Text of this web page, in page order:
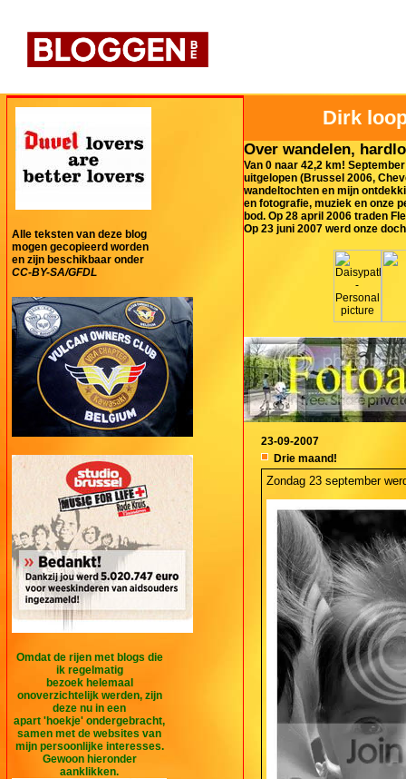
Alle teksten van deze blog
mogen gecopieerd worden
en zijn beschikbaar onder
CC-BY-SA/GFDL
Omdat de rijen met blogs die
ik regelmatig
bezoek helemaal
onoverzichtelijk werden, zijn
deze nu in een
apart 'hoekje' ondergebracht,
samen met de websites van
mijn persoonlijke interesses.
Gewoon hieronder
aanklikken.
Dirk
Over wandelen,
Van 0 naar 42,2 km!
uitgelopen (Brussel 2006,
wandeltochten en mijn
en fotografie, muziek en onze
bod. Op 28 april 2006 traden
Op 23 juni 2007 werd onze
23-09-2007
Drie maand!
Zondag 23 september